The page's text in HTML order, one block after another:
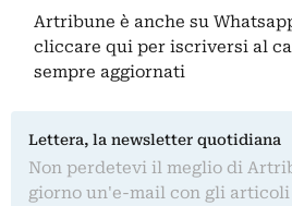
Artribune è anche su
cliccare qui per iscriversi al
sempre aggiornati
Lettera, la newsletter quotidiana
Non perdetevi il meglio di
giorno un'e-mail con gli articoli